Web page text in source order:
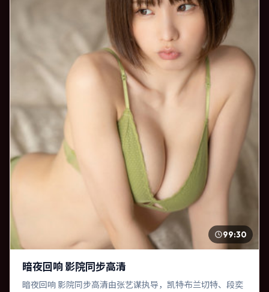
99:30
暗夜回响 影院同步高清
暗夜回响 影院同步高清由张艺谋执导，凯特·布兰切特、段奕